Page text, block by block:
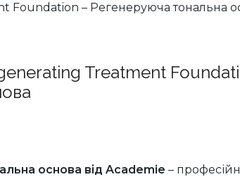
Foundation – Регенеруюча тональна
Treatment
основа від Academie –